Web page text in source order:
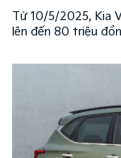
Từ 10/5/2025, Kia
lên đến 80 triệu
sở hữu các mẫu xe